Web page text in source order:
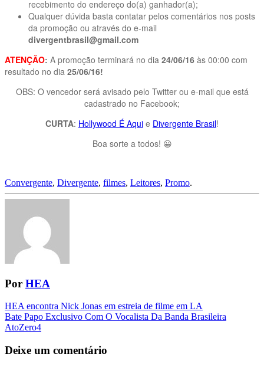
recebimento do endereço do(a) ganhador(a);
Qualquer dúvida basta contatar pelos comentários nos posts
da promoção ou através do e-mail
divergentbrasil@gmail.com
ATENÇÃO: A promoção terminará no dia 24/06/16 às 00:00 com
resultado no dia 25/06/16!
OBS: O vencedor será avisado pelo Twitter ou e-mail que está
cadastrado no Facebook;
CURTA: Hollywood É Aqui e Divergente Brasil!
Boa sorte a todos! 😀
Convergente, Divergente, filmes, Leitores, Promo.
Por HEA
Navegação
da
HEA encontra Nick Jonas em estreia de filme em LA
Bate Papo Exclusivo Com O Vocalista Da Banda Brasileira
AtoZero4
Deixe um comentário